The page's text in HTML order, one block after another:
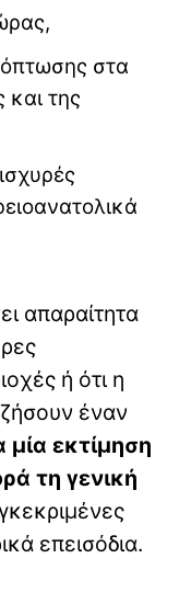
στα
και της
απαραίτητα
ή ότι η
έναν
μία εκτίμηση
τη γενική
επεισόδια.